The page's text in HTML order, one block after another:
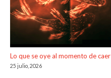
Lo que se oye al momento de caer
25 julio, 2026